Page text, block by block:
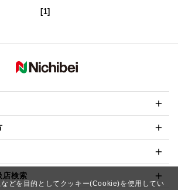
どを目的としてクッキー(Cookie)を使用してい
[1]
店検索